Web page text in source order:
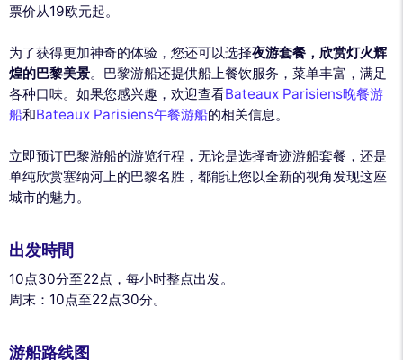
票价从19欧元起。
为了获得更加神奇的体验，您还可以选择夜游套餐，欣赏灯火辉
煌的巴黎美景。巴黎游船还提供船上餐饮服务，菜单丰富，满足
各种口味。如果您感兴趣，欢迎查看Bateaux Parisiens晚餐游
船和Bateaux Parisiens午餐游船的相关信息。
立即预订巴黎游船的游览行程，无论是选择奇迹游船套餐，还是
单纯欣赏塞纳河上的巴黎名胜，都能让您以全新的视角发现这座
城市的魅力。
出发時間
10点30分至22点，每小时整点出发。
周末：10点至22点30分。
游船路线图